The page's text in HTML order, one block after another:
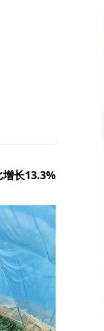
长13.3%